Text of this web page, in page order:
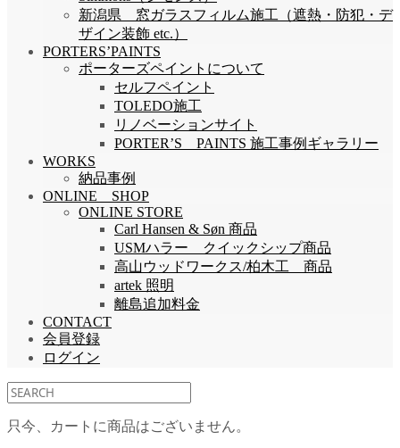
新潟県 窓ガラスフィルム施工（遮熱・防犯・デ
ザイン装飾 etc.）
PORTERS’PAINTS
ポーターズペイントについて
セルフペイント
TOLEDO施工
リノベーションサイト
PORTER’S PAINTS 施工事例ギャラリー
WORKS
納品事例
ONLINE SHOP
ONLINE STORE
Carl Hansen & Søn 商品
USMハラー クイックシップ商品
高山ウッドワークス/柏木工 商品
artek 照明
離島追加料金
CONTACT
会員登録
ログイン
只今、カートに商品はございません。